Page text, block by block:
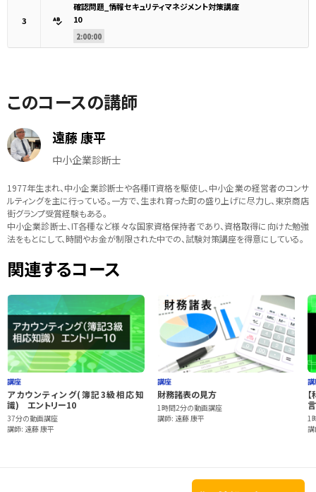
3
確認問題_情報セキュリティマネジメント対策講座
10
2:00:00
このコースの講師
遠藤 康平
中小企業診断士
1977年生まれ、中小企業診断士や各種IT資格を駆使し、中小企業の経営者のコンサ
ルティングを主に行っている。一方で、生まれ育った町の盛り上げに尽力し、東京商店
街グランプ受賞経験もある。
中小企業診断士、IT各種など様々な国家資格保持者であり、資格取得に向けた勉強
法をもとにして、時間やお金が制限された中での、試験対策講座を得意にしている。
関連するコース
講座
アカウンティング(簿記3級相応知
識) エントリー10
37分の動画講座
講師: 遠藤 康平
講座
財務諸表の見方
1時間2分の動画講座
講師: 遠藤 康平
1
講